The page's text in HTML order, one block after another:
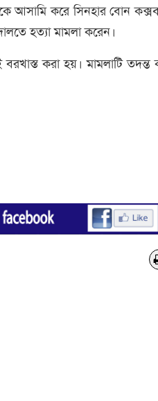
আসামি করে সিনহার বোন
হত্যা মামলা করেন।
করা হয়। মামলাটি তদন্ত